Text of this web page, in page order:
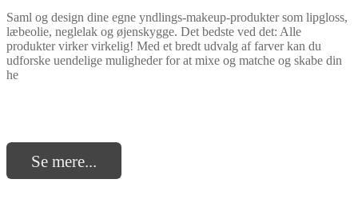
Saml og design dine egne yndlings-makeup-produkter som lipgloss,
læbeolie, neglelak og øjenskygge. Det bedste ved det: Alle
produkter virker virkelig! Med et bredt udvalg af farver kan du
udforske uendelige muligheder for at mixe og matche og skabe din
he
Se mere...